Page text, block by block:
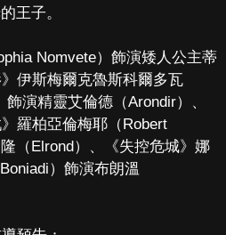
王子。
Nomvete）飾演矮人公主蒂
伊斯梅爾克魯斯科爾多瓦
飾演精靈艾倫德（Arondir）、
羅柏亞倫梅耶（Robert
（Elrond）、《失控危城》娜
）飾演布朗溫